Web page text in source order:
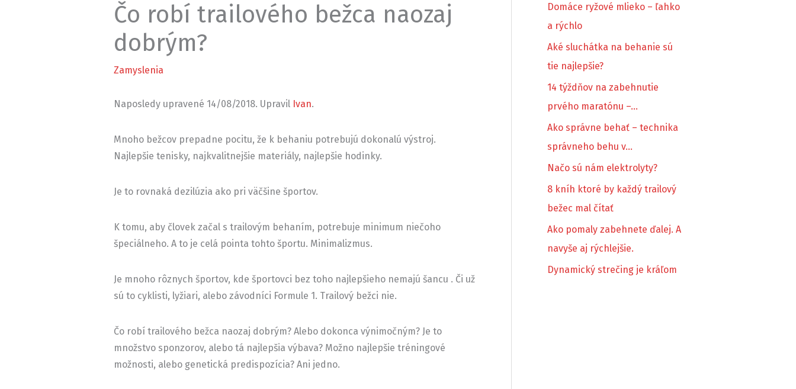
Čo robí trailového bežca naozaj
dobrým?
Zamyslenia
Naposledy upravené 14/08/2018. Upravil Ivan.
Mnoho bežcov prepadne pocitu, že k behaniu potrebujú dokonalú výstroj.
Najlepšie tenisky, najkvalitnejšie materiály, najlepšie hodinky.
Je to rovnaká dezilúzia ako pri väčšine športov.
K tomu, aby človek začal s trailovým behaním, potrebuje minimum niečoho
špeciálneho. A to je celá pointa tohto športu. Minimalizmus.
Je mnoho rôznych športov, kde športovci bez toho najlepšieho nemajú šancu . Či už
sú to cyklisti, lyžiari, alebo závodníci Formule 1. Trailový bežci nie.
Čo robí trailového bežca naozaj dobrým? Alebo dokonca výnimočným? Je to
množstvo sponzorov, alebo tá najlepšia výbava? Možno najlepšie tréningové
možnosti, alebo genetická predispozícia? Ani jedno.
Domáce ryžové mlieko – ľahko
a rýchlo
Aké sluchátka na behanie sú
tie najlepšie?
14 týždňov na zabehnutie
prvého maratónu –…
Ako správne behať – technika
správneho behu v…
Načo sú nám elektrolyty?
8 kníh ktoré by každý trailový
bežec mal čítať
Ako pomaly zabehnete ďalej. A
navyše aj rýchlejšie.
Dynamický strečing je kráľom